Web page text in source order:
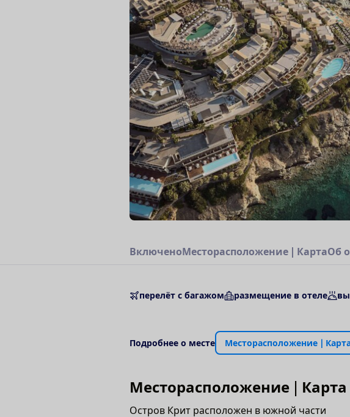
ВключеноМесторасположение КартаОб о
перелёт с багажом размещение в отеле
Подробнее о месте Месторасположение Карт
Месторасположение Карта
Остров Крит расположен в южной части